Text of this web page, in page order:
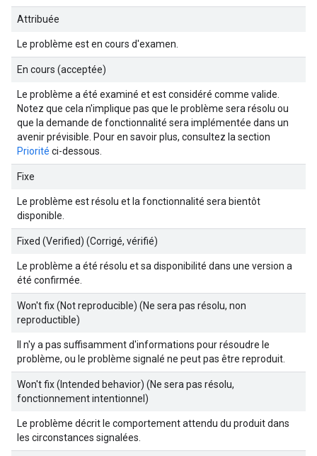
Attribuée
Le problème est en cours d'examen.
En cours (acceptée)
Le problème a été examiné et est considéré comme valide.
Notez que cela n'implique pas que le problème sera résolu ou
que la demande de fonctionnalité sera implémentée dans un
avenir prévisible. Pour en savoir plus, consultez la section
Priorité ci-dessous.
Fixe
Le problème est résolu et la fonctionnalité sera bientôt
disponible.
Fixed (Verified) (Corrigé, vérifié)
Le problème a été résolu et sa disponibilité dans une version a
été confirmée.
Won't fix (Not reproducible) (Ne sera pas résolu, non
reproductible)
Il n'y a pas suffisamment d'informations pour résoudre le
problème, ou le problème signalé ne peut pas être reproduit.
Won't fix (Intended behavior) (Ne sera pas résolu,
fonctionnement intentionnel)
Le problème décrit le comportement attendu du produit dans
les circonstances signalées.